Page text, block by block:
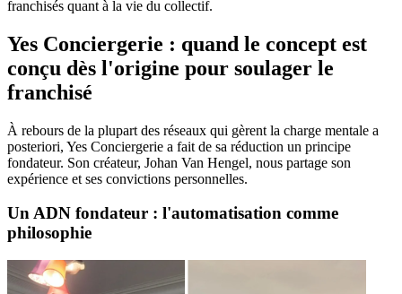
franchisés quant à la vie du collectif.
Yes Conciergerie : quand le concept est
conçu dès l'origine pour soulager le
franchisé
À rebours de la plupart des réseaux qui gèrent la charge mentale a
posteriori, Yes Conciergerie a fait de sa réduction un principe
fondateur. Son créateur, Johan Van Hengel, nous partage son
expérience et ses convictions personnelles.
Un ADN fondateur : l'automatisation comme
philosophie